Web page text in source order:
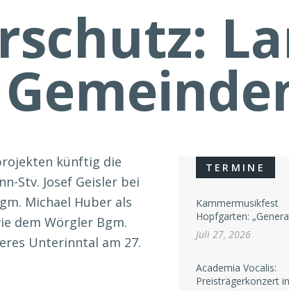
künftig die
Stv. Josef Geisler bei
Michael Huber als
dem Wörgler Bgm.
Unterinntal am 27.
TERMINE
Kammermusikfest
Hopfgarten:
Juli 27, 2026
Academia Vocalis:
Preisträgerkonzert